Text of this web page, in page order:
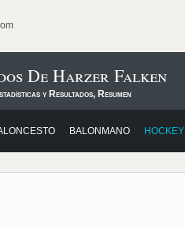
De Harzer Falken
y Resultados, Resumen
BALONMANO HOCKEY